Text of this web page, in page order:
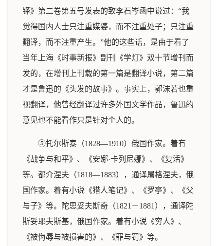
铎》第二卷第五号发表的致李石岑函中说过：“我
觉得国内人士只注重媒婆，而不注重处子；只注重
翻译，而不注重产生。”他的这些话，是由于看了
当年上海《时事新报》副刊《学灯》双十节增刊而
发的，在增刊上刊载的第一篇是翻译小说，第二篇
才是鲁迅的《头发的故事》。事实上，郭沫若也重
视翻译，他曾经翻译过许多外国文学作品，鲁迅的
意见也不能看作只是针对个人的。
⑤托尔斯泰（1828—1910）俄国作家。着有
《战争与和平》、《安娜·卡列尼娜》、《复活》
等。都介涅夫（1818—1883），通译屠格涅夫，俄
国作家。着有小说《猎人笔记》、《罗亭》、《父
与子》等。陀思妥夫斯奇（1821－1881），通译陀
斯妥耶夫斯基，俄国作家。着有小说《穷人》、
《被侮辱与被损害的》、《罪与罚》等。